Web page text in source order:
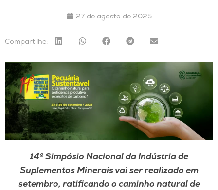
27 de agosto de 2025
Compartilhe:
14º Simpósio Nacional da Indústria de
Suplementos Minerais vai ser realizado em
setembro, ratificando o caminho natural de